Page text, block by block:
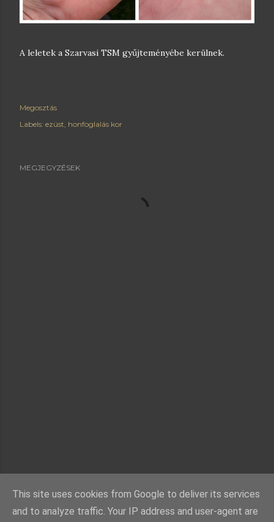
A leletek a Szarvasi TSM gyűjteményébe kerülnek.
Megosztás
Labels: ezüst honfoglalás kor
MEGJEGYZÉSEK
This site uses cookies from Google to deliver its services
and to analyze traffic. Your IP address and user-agent are